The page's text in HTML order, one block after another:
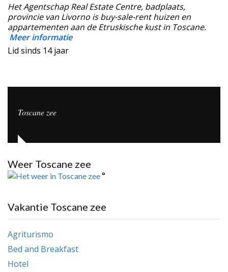
Het Agentschap Real Estate Centre, badplaats,
provincie van Livorno is buy-sale-rent huizen en
appartementen aan de Etruskische kust in Toscane.
Meer informatie
Lid sinds 14 jaar
Toscane zee
Weer Toscane zee
°
Vakantie Toscane zee
Agriturismo
Bed and Breakfast
Hotel